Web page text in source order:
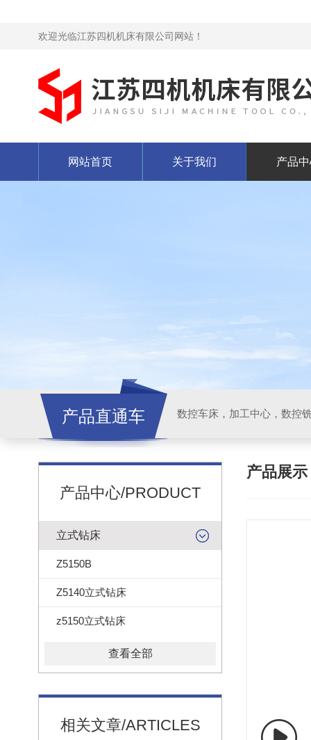
欢迎光临江苏四机机床有限公司网站！
网站首页 关于我们 产品
产品直通车
产品中心/PRODUCT
立式钻床
Z5150B
Z5140立式钻床
z5150立式钻床
查看全部
相关文章/ARTICLES
产品展示